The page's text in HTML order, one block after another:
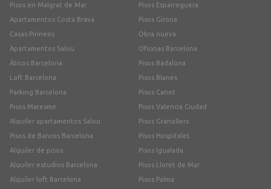
Pisos en Malgrat de Mar
Apartamentos Costa Brava
Casas Pirineos
Apartamentos Salou
Áticos Barcelona
Loft Barcelona
Parking Barcelona
Pisos Maresme
Alquiler apartamentos Salou
Pisos de Bancos Barcelona
Alquiler de pisos
Alquiler estudios Barcelona
Alquiler loft Barcelona
Pisos Esparreguera
Pisos Girona
Obra nueva
Oficinas Barcelona
Pisos Badalona
Pisos Blanes
Pisos Canet
Pisos Valencia Ciudad
Pisos Granollers
Pisos Hospitalet
Pisos Igualada
Pisos Lloret de Mar
Pisos Palma